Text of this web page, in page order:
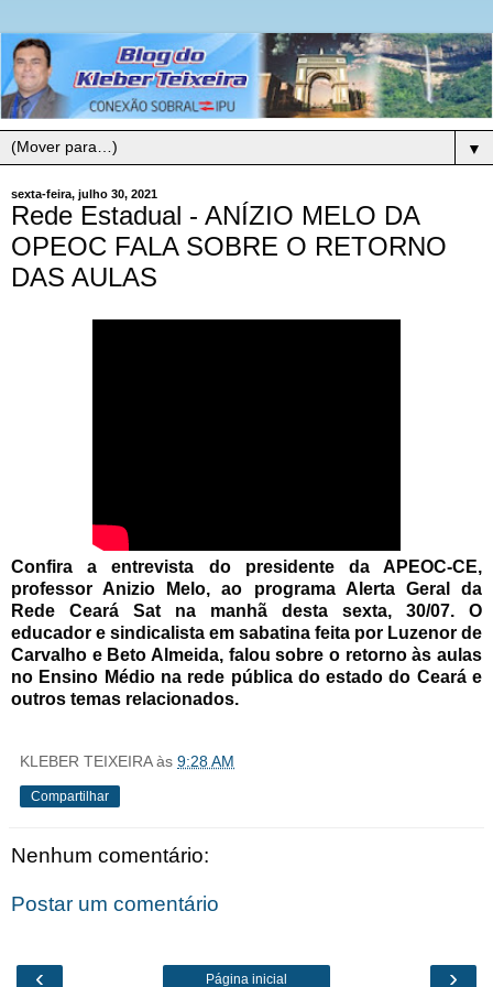
▼
sexta-feira, julho 30, 2021
Rede Estadual - ANÍZIO MELO DA
OPEOC FALA SOBRE O RETORNO
DAS AULAS
Confira a entrevista do presidente da APEOC-CE,
professor Anizio Melo, ao programa Alerta Geral da
Rede Ceará Sat na manhã desta sexta, 30/07. O
educador e sindicalista em sabatina feita por Luzenor de
Carvalho e Beto Almeida, falou sobre o retorno às aulas
no Ensino Médio na rede pública do estado do Ceará e
outros temas relacionados.
KLEBER TEIXEIRA às 9:28 AM
Compartilhar
Nenhum comentário:
Postar um comentário
‹ ›
Página inicial